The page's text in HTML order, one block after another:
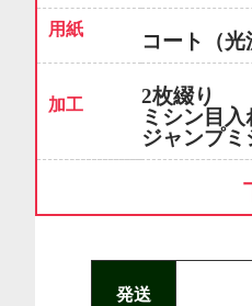
用紙
コート（光
加工
2枚綴り
ミシン目入
ジャンプミ
発送